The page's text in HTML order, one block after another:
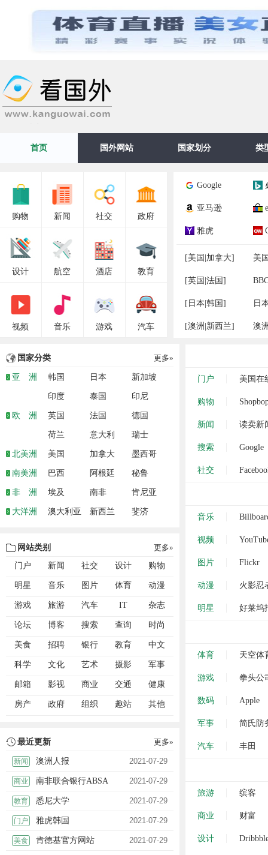
首页 国外网站 国家划分 类
购物 新闻 社交 政府
设计 航空 酒店 教育
视频 音乐 游戏 汽车
Google
亚马逊
雅虎
[美国 加拿大] 美
[英国 法国 ]
[ 日本 韩国 ] 日
[澳洲 新西兰] 澳
国家分类 更多»
亚 洲 韩国 日本 新加坡
印度 泰国 印尼
欧 洲 英国 法国 德国
荷兰 意大利 瑞士
北美洲 美国 加拿大 墨西哥
南美洲 巴西 阿根廷 秘鲁
非 洲 埃及 南非 肯尼亚
大洋洲 澳大利亚 新西兰 斐济
网站类别
更多»
门户
新闻 社交 设计 购物
明星 音乐 图片 体育 动漫
游戏 旅游 汽车 IT 杂志
论坛 博客 搜索 查询 时尚
美食 招聘 银行 教育 中文
科学 文化 艺术 摄影 军事
邮箱 影视 商业 交通 健康
房产 政府 组织 趣站 其他
最近更新 更多»
新闻 澳洲人报 2021-07-29
商业 南非联合银行ABSA 2021-07-29
教育 悉尼大学 2021-07-29
门户 雅虎韩国 2021-07-29
美食 肯德基官方网站 2021-07-29
门户 美国在
购物
新闻 读卖新
搜索 Google
社交
音乐
视频
图片 Flickr
动漫 火影忍
明星 好莱坞
体育 天空体
游戏 拳头公
数码 Apple
军事 简氏防
汽车 丰田
旅游 缤客
商业 财富
设计